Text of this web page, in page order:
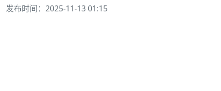
发布时间：2025-11-13 01:15